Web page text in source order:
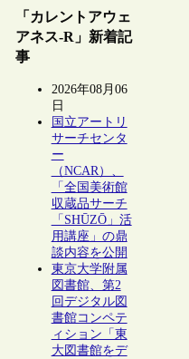
「カレントアウェ
アネス-R」新着記
事
2026年08月06
日
国立アートリ
サーチセンタ
ー
（NCAR）、
「全国美術館
収蔵品サーチ
「SHŪZŌ」活
用講座」の鼎
談内容を公開
東京大学附属
図書館、第2
回デジタル図
書館コンペテ
ィション「東
大図書館をデ